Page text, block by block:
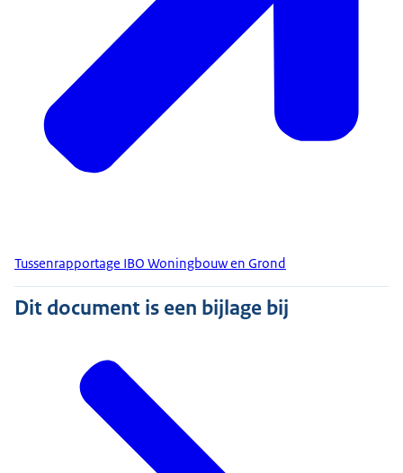
Tussenrapportage IBO Woningbouw en Grond
Dit document is een bijlage bij